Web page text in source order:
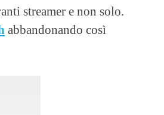
streamer e non solo.
abbandonando così